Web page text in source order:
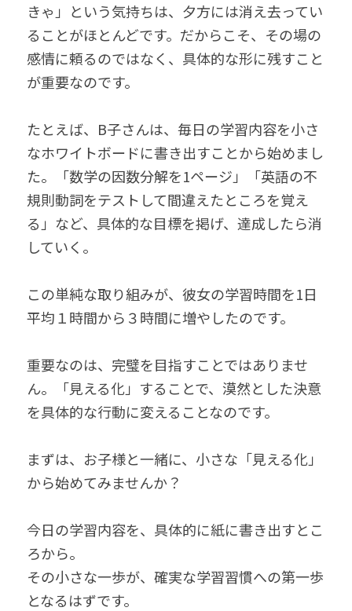
きゃ」という気持ちは、夕方には消え去ってい
ることがほとんどです。だからこそ、その場の
感情に頼るのではなく、具体的な形に残すこと
が重要なのです。
たとえば、B子さんは、毎日の学習内容を小さ
なホワイトボードに書き出すことから始めまし
た。「数学の因数分解を1ページ」「英語の不
規則動詞をテストして間違えたところを覚え
る」など、具体的な目標を掲げ、達成したら消
していく。
この単純な取り組みが、彼女の学習時間を1日
平均１時間から３時間に増やしたのです。
重要なのは、完璧を目指すことではありませ
ん。「見える化」することで、漠然とした決意
を具体的な行動に変えることなのです。
まずは、お子様と一緒に、小さな「見える化」
から始めてみませんか？
今日の学習内容を、具体的に紙に書き出すとこ
ろから。
その小さな一歩が、確実な学習習慣への第一歩
となるはずです。